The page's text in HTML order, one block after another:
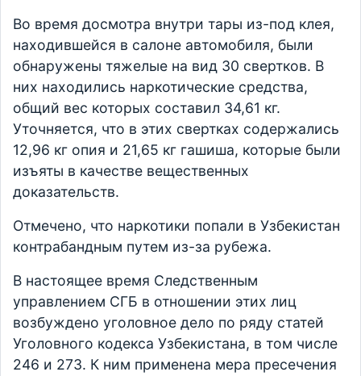
Во время досмотра внутри тары из-под клея,
находившейся в салоне автомобиля, были
обнаружены тяжелые на вид 30 свертков. В
них находились наркотические средства,
общий вес которых составил 34,61 кг.
Уточняется, что в этих свертках содержались
12,96 кг опия и 21,65 кг гашиша, которые были
изъяты в качестве вещественных
доказательств.
Отмечено, что наркотики попали в Узбекистан
контрабандным путем из-за рубежа.
В настоящее время Следственным
управлением СГБ в отношении этих лиц
возбуждено уголовное дело по ряду статей
Уголовного кодекса Узбекистана, в том числе
246 и 273. К ним применена мера пресечения